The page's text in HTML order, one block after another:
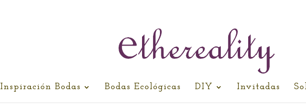
Inspiración Bodas Bodas Ecológicas DIY Invitadas